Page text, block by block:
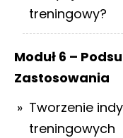
treningowy?
Moduł 6 –
Zastosowania
Tworzenie
treningowych